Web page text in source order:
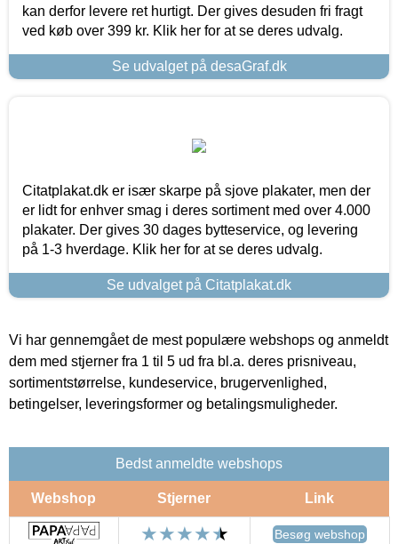
kan derfor levere ret hurtigt. Der gives desuden fri fragt
ved køb over 399 kr. Klik her for at se deres udvalg.
Se udvalget på desaGraf.dk
Citatplakat.dk er især skarpe på sjove plakater, men der
er lidt for enhver smag i deres sortiment med over 4.000
plakater. Der gives 30 dages bytteservice, og levering
på 1-3 hverdage. Klik her for at se deres udvalg.
Se udvalget på Citatplakat.dk
Vi har gennemgået de mest populære webshops og anmeldt
dem med stjerner fra 1 til 5 ud fra bl.a. deres prisniveau,
sortimentstørrelse, kundeservice, brugervenlighed,
betingelser, leveringsformer og betalingsmuligheder.
Bedst anmeldte webshops
Webshop Stjerner Link
Besøg webshop